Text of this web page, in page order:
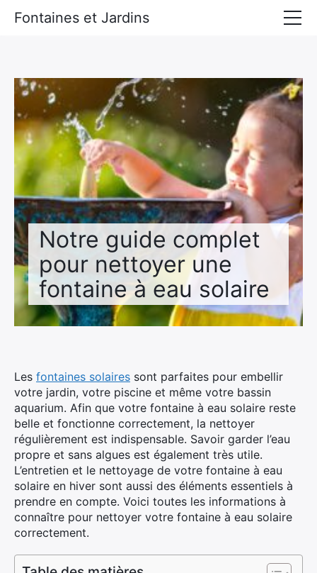
Notre guide complet
pour nettoyer une
fontaine à eau solaire
Les fontaines solaires sont parfaites pour embellir
votre jardin, votre piscine et même votre bassin
aquarium. Afin que votre fontaine à eau solaire reste
belle et fonctionne correctement, la nettoyer
régulièrement est indispensable. Savoir garder l’eau
propre et sans algues est également très utile.
L’entretien et le nettoyage de votre fontaine à eau
solaire en hiver sont aussi des éléments essentiels à
prendre en compte. Voici toutes les informations à
connaître pour nettoyer votre fontaine à eau solaire
correctement.
Fontaines et Jardins
Tous les derniers articles